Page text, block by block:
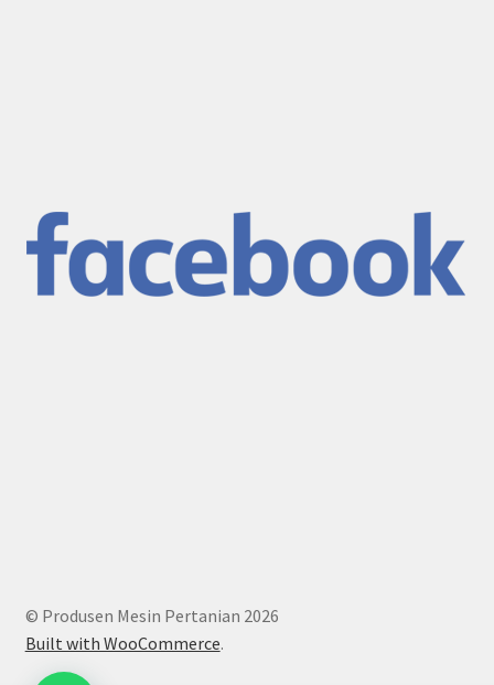
© Produsen Mesin Pertanian 2026
Built with WooCommerce.